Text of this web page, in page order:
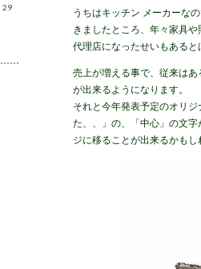
29
うちはキッチン メーカーな
きましたところ、年々家具
代理店になったせいもある
売上が増える事で、従来は
が出来るようになります。
それと今年発表予定のオリ
た、、」の、「中心」の文
ジに移ることが出来るかもし